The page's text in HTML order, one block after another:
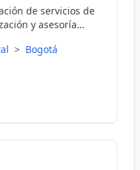
de servicios de
y asesoría
profesionales.
> Bogotá